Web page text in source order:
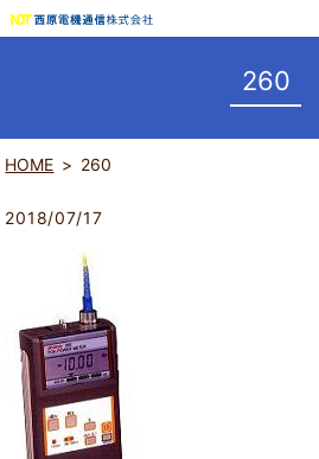
260
HOME 260
2018/07/17